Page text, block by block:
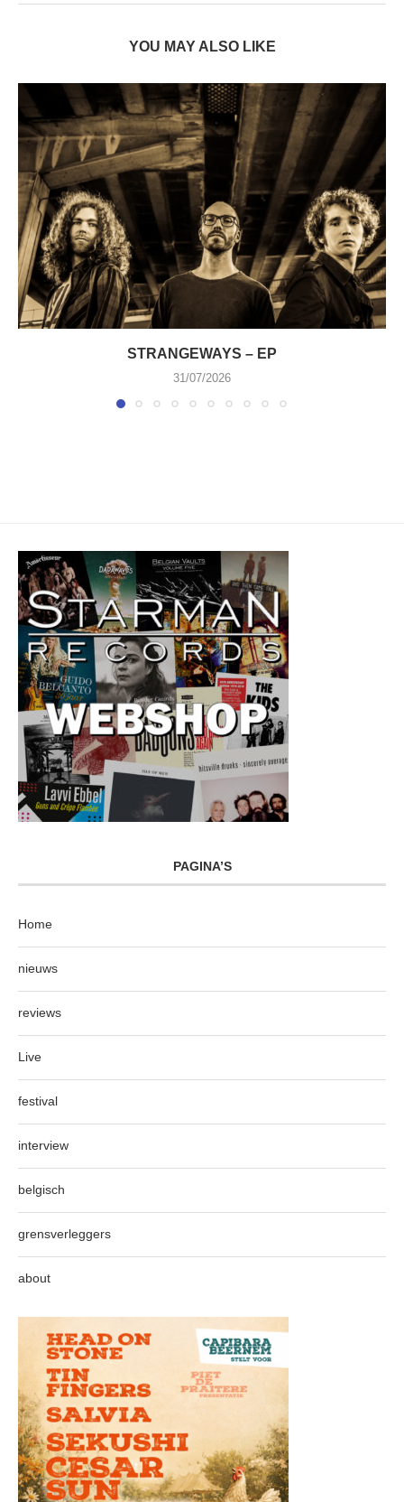
YOU MAY ALSO LIKE
STRANGEWAYS – EP
31/07/2026
PAGINA’S
Home
nieuws
reviews
Live
festival
interview
belgisch
grensverleggers
about